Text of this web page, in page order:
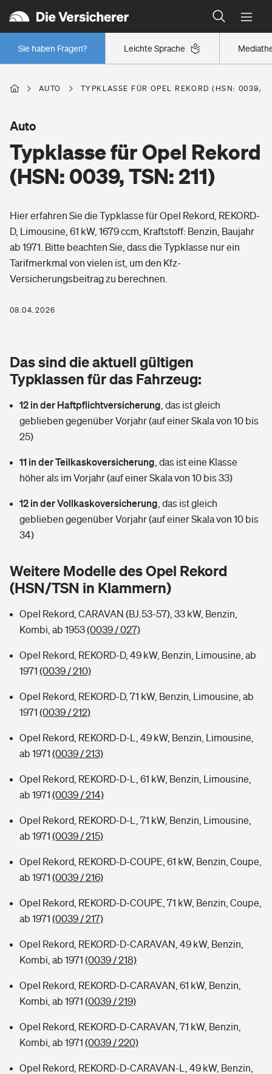
Leichte Sprache
Sie haben Fragen?
Wer versichert was: Jetzt Versicherer finden
Regionalklassen: So ist Ihre Region eingestuft
Wer versichert was: Jetzt Versicherer finden
Berufsunfähigkeitsversicherung
Erwerbsunfähigkeitsversicherung
Grundfähigkeitsversicherung
Arbeitsrechtsschutz
Berufshaftpflichtversicherung
Zur Übersicht
Tools
Wer versichert was: Jetzt Versicherer finden
Sie haben Fragen?
Wohnen
Glasversicherung
Mietkautionsversicherung
Restkreditversicherung
Tools
Hochwasser-Check: Wie gefährdet ist Ihr Haus?
Sie haben Fragen?
Freizeit
Pri­vate Haft­pflicht­
Kinderunfall­ver­si­che­rung
Kinderinvalidität
Hundehalter-Haftpflicht
Handyversicherung
Private Cyberversicherung
Zur Übersicht
Tools
Kinderunfall-Check: Mehr Sicherheit für deine Kids
Typklassen: So ist Ihr Auto eingestuft
Sie haben Fragen?
Gesundheit
Private Krankenversicherung
Dread-Disease-Versicherung
Tierkrankenversicherung
Zur Übersicht
Tools
Wer versichert was: Jetzt Versicherer finden
Rentenrechner: Wie viel Geld bekomme ich im Alter?
AUTO TYPKLASSE FÜR OPEL REKORD (HSN: 0039,
Typklasse für Opel Rekord
(HSN: 0039, TSN: 211)
Auto
Hier erfahren Sie die Typklasse für Opel Rekord, REKORD-
D, Limousine, 61 kW, 1679 ccm, Kraftstoff: Benzin, Baujahr
ab 1971. Bitte beachten Sie, dass die Typklasse nur ein
Tarifmerkmal von vielen ist, um den Kfz-
Versicherungsbeitrag zu berechnen.
08.04.2026
Das sind die aktuell gültigen
Typklassen für das Fahrzeug:
12 in der Haftpflichtversicherung das ist gleich
geblieben gegenüber Vorjahr (auf einer Skala von 10 bis
25)
11 in der Teilkaskoversicherung das ist eine Klasse
höher als im Vorjahr (auf einer Skala von 10 bis 33)
12 in der Vollkaskoversicherung das ist gleich
geblieben gegenüber Vorjahr (auf einer Skala von 10 bis
34)
Weitere Modelle des Opel Rekord
(HSN/TSN in Klammern)
Opel Rekord, CARAVAN (BJ.53-57), 33 kW, Benzin,
Kombi, ab 1953(0039 / 027)
Opel Rekord, REKORD-D, 49 kW, Benzin, Limousine, ab
1971 (0039 / 210)
Opel Rekord, REKORD-D, 71 kW, Benzin, Limousine, ab
1971 (0039 / 212)
Opel Rekord, REKORD-D-L, 49 kW, Benzin, Limousine,
ab 1971 (0039 / 213)
Opel Rekord, REKORD-D-L, 61 kW, Benzin, Limousine,
ab 1971 (0039 / 214)
Opel Rekord, REKORD-D-L, 71 kW, Benzin, Limousine,
ab 1971 (0039 / 215)
Opel Rekord, REKORD-D-COUPE, 61 kW, Benzin, Coupe,
ab 1971 (0039 / 216)
Opel Rekord, REKORD-D-COUPE, 71 kW, Benzin, Coupe,
ab 1971 (0039 / 217)
Opel Rekord, REKORD-D-CARAVAN, 49 kW, Benzin,
Kombi, ab 1971 (0039 / 218)
Opel Rekord, REKORD-D-CARAVAN, 61 kW, Benzin,
Kombi, ab 1971 (0039 / 219)
Opel Rekord, REKORD-D-CARAVAN, 71 kW, Benzin,
Kombi, ab 1971 (0039 / 220)
Opel Rekord, REKORD-D-CARAVAN-L, 49 kW, Benzin,